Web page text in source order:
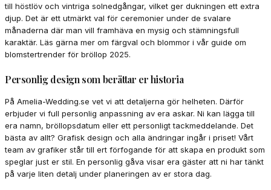
till höstlöv och vintriga solnedgångar, vilket ger dukningen ett extra
djup. Det är ett utmärkt val för ceremonier under de svalare
månaderna där man vill framhäva en mysig och stämningsfull
karaktär. Läs gärna mer om färgval och blommor i vår guide om
blomstertrender för bröllop 2025.
Personlig design som berättar er historia
På Amelia-Wedding.se vet vi att detaljerna gör helheten. Därför
erbjuder vi full personlig anpassning av era askar. Ni kan lägga till
era namn, bröllopsdatum eller ett personligt tackmeddelande. Det
bästa av allt? Grafisk design och alla ändringar ingår i priset! Vårt
team av grafiker står till ert förfogande för att skapa en produkt som
speglar just er stil. En personlig gåva visar era gäster att ni har tänkt
på varje liten detalj under planeringen av er stora dag.